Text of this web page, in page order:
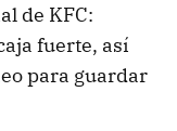
de KFC:
fuerte, así
para guardar